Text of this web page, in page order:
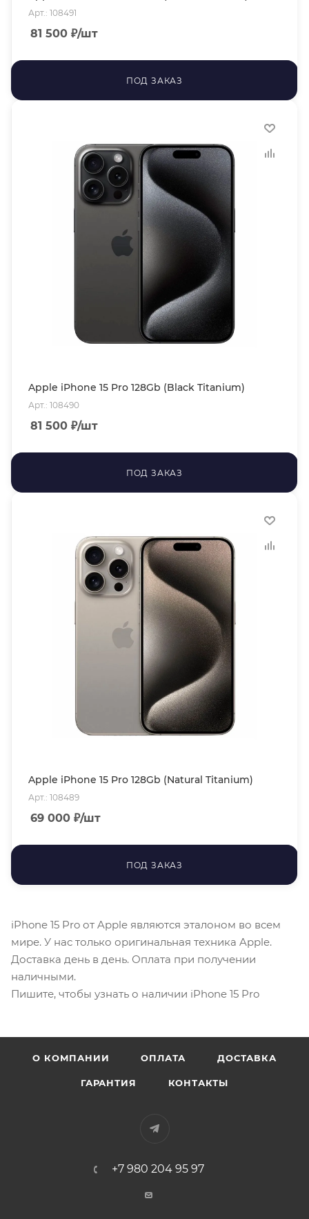
Арт.: 108491
81 500 ₽/шт
ПОД ЗАКАЗ
Apple iPhone 15 Pro 128Gb (Black Titanium)
Арт.: 108490
81 500 ₽/шт
ПОД ЗАКАЗ
Apple iPhone 15 Pro 128Gb (Natural Titanium)
Арт.: 108489
69 000 ₽/шт
ПОД ЗАКАЗ
iPhone 15 Pro от Apple являются эталоном во всем
мире. У нас только оригинальная техника Apple.
Доставка день в день. Оплата при получении
наличными.
Пишите, чтобы узнать о наличии iPhone 15 Pro
О КОМПАНИИ ОПЛАТА ДОСТАВКА
ГАРАНТИЯ КОНТАКТЫ
+7 980 204 95 97